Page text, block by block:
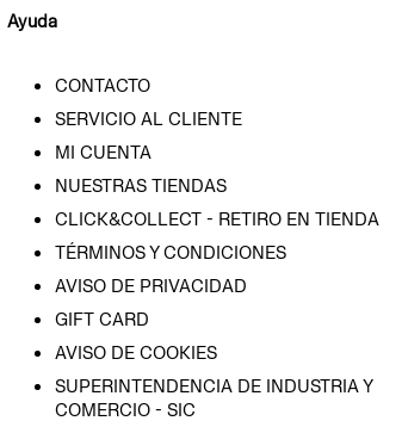
Ayuda
CONTACTO
SERVICIO AL CLIENTE
MI CUENTA
NUESTRAS TIENDAS
CLICK&COLLECT - RETIRO EN TIENDA
TÉRMINOS Y CONDICIONES
AVISO DE PRIVACIDAD
GIFT CARD
AVISO DE COOKIES
SUPERINTENDENCIA DE INDUSTRIA Y
COMERCIO - SIC